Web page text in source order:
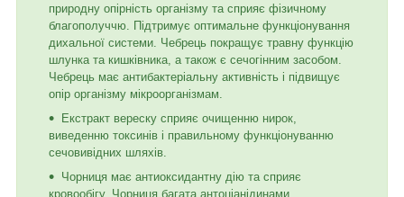
природну опірність організму та сприяє фізичному
благополуччю. Підтримує оптимальне функціонування
дихальної системи. Чебрець покращує травну функцію
шлунка та кишківника, а також є сечогінним засобом.
Чебрець має антибактеріальну активність і підвищує
опір організму мікроорганізмам.
Екстракт вереску сприяє очищенню нирок,
виведенню токсинів і правильному функціонуванню
сечовивідних шляхів.
Чорниця має антиоксидантну дію та сприяє
кровообігу. Чорниця багата антоціанідинами,